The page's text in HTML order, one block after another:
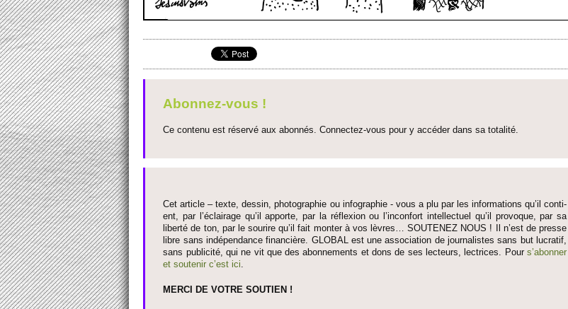
Abonnez-vous !
Ce contenu est réservé aux abonnés. Connectez-vous pour y accéder dans sa to­talité.
Cet article – texte, dessin, photographie ou infographie - vous a plu par les informati­ons qu’il conti­
ent, par l’éclairage qu’il appo­rte, par la réflexion ou l’inconfort inte­llectuel qu’il pro­voque, par sa
liberté de ton, par le so­urire qu’il fait monter à vos lèvres… SO­UTENEZ NOUS ! Il n’est de pre­sse
libre sans indépendance financière. GLOBAL est une asso­ci­ation de journalistes sans but lucratif,
sans publi­cité, qui ne vit que des abonne­ments et dons de ses lecte­urs, lec­trices. Pours’abonner
et so­utenir c’est ici.
MERCI DE VOTRE SO­UTIEN !